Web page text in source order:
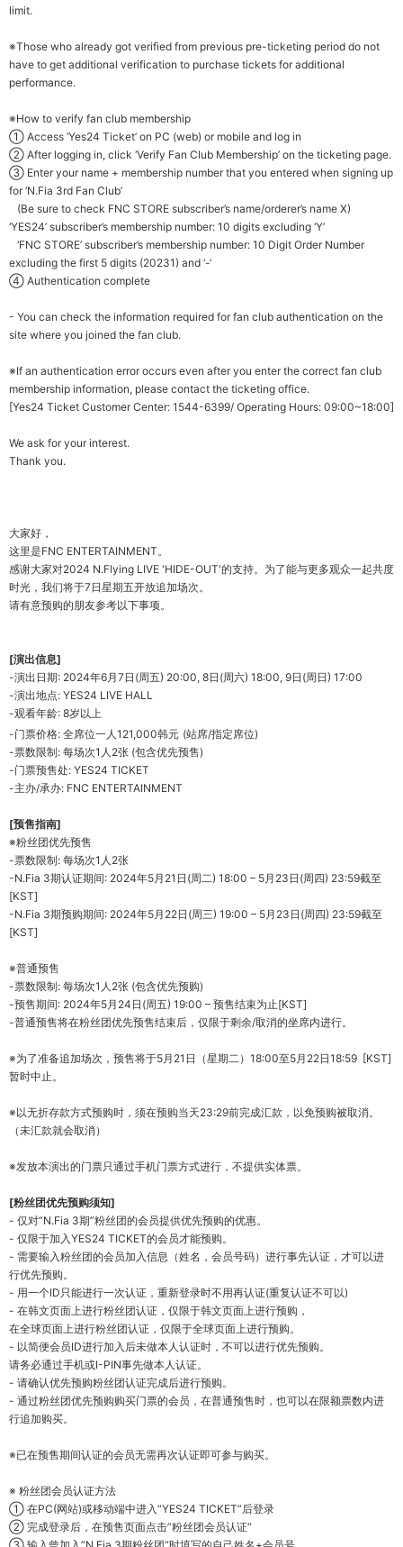
limit.
※Those who already got verified from previous pre-ticketing period do not
have to get additional verification to purchase tickets for additional
performance.
※How to verify fan club membership
① Access ‘Yes24 Ticket’ on PC (web) or mobile and log in
② After logging in, click ‘Verify Fan Club Membership’ on the ticketing page.
③ Enter your name + membership number that you entered when signing up
for ‘N.Fia 3rd Fan Club’
(Be sure to check FNC STORE subscriber’s name/orderer’s name X)
‘YES24’ subscriber’s membership number: 10 digits excluding ‘Y’
‘FNC STORE’ subscriber’s membership number: 10 Digit Order Number
excluding the first 5 digits (20231) and ‘-‘
④ Authentication complete
- You can check the information required for fan club authentication on the
site where you joined the fan club.
※If an authentication error occurs even after you enter the correct fan club
membership information, please contact the ticketing office.
[Yes24 Ticket Customer Center: 1544-6399/ Operating Hours: 09:00~18:00]
We ask for your interest.
Thank you.
大家好，
这里是FNC ENTERTAINMENT 。
感谢大家对2024 N.Flying LIVE 'HIDE-OUT'的支持。 为了能与更多观众一起共度
时光，我们将于7 日星期五开放追加场次。
请有意预购的朋友参考以下事项 。
[演出信息]
-演出日期: 2024年6月7 日 (周五) 20:00, 8日 (周六) 18:00, 9日 (周日) 17:00
-演出地点: YES24 LIVE HALL
-观看年龄: 8岁以上
-门票价格: 全席位一人 121,000韩元 (站席/指定席位)
-票数限制: 每场次1 人 2张 (包含优先预售)
-门票预售处: YES24 TICKET
-主办/承办: FNC ENTERTAINMENT
[预售指南]
※粉丝团优先预售
-票数限制: 每场次1 人 2张
-N.Fia 3期认证期间: 2024年5月 21 日 (周二) 18:00 – 5月 23 日 (周四) 23:59截至
[KST]
-N.Fia 3期预购期间: 2024年5月 22日 (周三) 19:00 – 5月 23 日 (周四) 23:59截至
[KST]
※普通预售
-票数限制: 每场次1 人 2张 (包含优先预购)
-预售期间: 2024年5月 24 日 (周五) 19:00 – 预售结束为 止[KST]
-普通预售将在粉丝团优先预售结束后， 仅限于剩余/取消的坐席内进行。
※为了准备追加场次， 预售将于5月 21 日（星期二） 18:00至5月 22日18:59 [KST]
暂时中止。
※以无折存款方式预购时 ， 须在预购当天23:29前完成汇款，以免预购被取消。
（未汇款就会取消）
※发放本演出的门票只通过手机门票方式进行，不提供实体票。
[粉丝团优先预购须知]
- 仅对“N.Fia 3期”粉丝团的会员提供优先预购的优惠。
- 仅限于加入 YES24 TICKET的会员才能预购 。
- 需要输 入粉丝团的会员加入信息（姓名， 会员号码） 进行事先认证 ，才可以进
行优先预购 。
- 用一个ID 只能进行一次认证 ，重新登录时不用再认证(重复认证不可以)
- 在韩文页面上进行粉丝团认证 ， 仅限于韩文页面上进行预购 ，
在全球页面上进行粉丝团认证 ， 仅限于全球页面上进行预购 。
- 以简便会员ID进行加入后未做本人 认证时 ，不可以进行优先预购 。
请务必通过手机或I-PIN事先做本人 认证。
- 请确认优先预购粉丝团认证完成后进行预购 。
- 通过粉丝团优先预购购买门票的会员 ，在普通预售时 ，也可以在限额票数内进
行追加购买。
※已在预售期间认证的会员无需再次认证即可参与购买。
※ 粉丝团会员认证方法
① 在PC(网站)或移动端中进 入 “YES24 TICKET” 后登录
② 完成登录后，在预售页面点击”粉丝团会员认证“